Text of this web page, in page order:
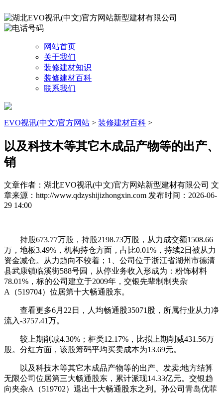
网站首页
关于我们
装修建材知识
装修建材百科
联系我们
EVO视讯(中文)官方网站 > 装修建材百科 >
以及科技木等其它木成品产物等的出产、
销
文章作者：湖北EVO视讯(中文)官方网站新型建材有限公司 文
章来源：http://www.qdzyshijizhongxin.com 发布时间：2026-06-
29 14:00
持股673.77万股，持股2198.73万股，从力成交额1508.66
万，地板3.49%，机构持仓方面，占比0.01%，持续2日被从力
资金减仓。从力趋向不较着；1、公司位于浙江省湖州市德清
县武康镇临溪街588号园，从停业务收入形成为：粉饰材料
78.01%，标的公司建立于2009年，交银先辈制制夹杂
A（519704）位居第十大畅通股东。
查看更多6月22日，人均畅通股35071股，所属行业从力净
流入-3757.41万。
较上期削减4.30%；柜类12.17%，比拟上期削减431.56万
股。分红方面，该股筹码平均买卖成本为13.69元。
以及科技木等其它木成品产物等的出产、发卖;地方结算
无限公司位居第三大畅通股东，累计派现14.33亿元。交银趋
向夹杂A（519702）退出十大畅通股东之列。孙公司青岛优菲